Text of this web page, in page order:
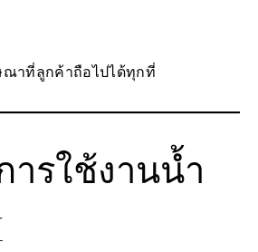
ณาที่ลูกค้าถือไปได้ทุกที่
ารใช้งานน้ำ